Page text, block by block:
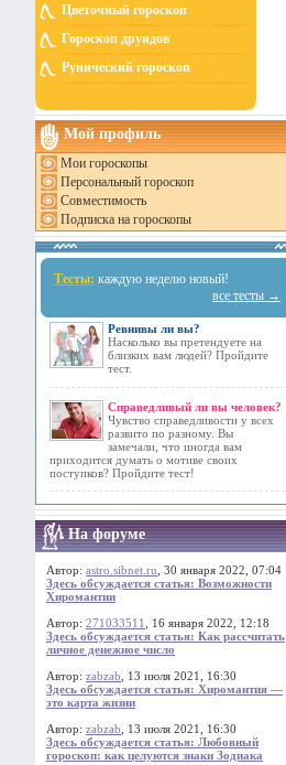
Цветочный гороскоп
Гороскоп друидов
Рунический гороскоп
Мой профиль
Мои гороскопы
Персональный гороскоп
Совместимость
Подписка на гороскопы
Тесты: каждую неделю новый!
все тесты →
Ревнивы ли вы?
Насколько вы претендуете на
близких вам людей? Пройдите
тест.
Справедливый ли вы человек?
Чувство справедливости у всех
развито по разному. Вы
замечали, что иногда вам
приходится думать о мотиве своих
поступков? Пройдите тест!
На форуме
Автор: astro.sibnet.ru , 30 января 2022, 07:04
Здесь обсуждается статья: Возможности
Хиромантии
Автор: 271033511
, 16 января 2022, 12:18
Здесь обсуждается статья: Как рассчитать
личное денежное число
Автор: zabzab , 13 июля 2021, 16:30
Здесь обсуждается статья: Хиромантия —
это карта жизни
Автор: zabzab , 13 июля 2021, 16:30
Здесь обсуждается статья: Любовный
гороскоп: как целуются знаки Зодиака